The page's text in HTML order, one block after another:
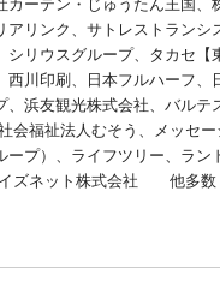
カーテン・じゅうたん王国
リンク、サトレストランシ
シリウスグループ、タカセ
西川印刷、日本フルハーフ
、浜友観光株式会社、バル
会福祉法人むそう、メッセ
ープ）、ライフツリー、ラ
イズネット株式会社 他多数